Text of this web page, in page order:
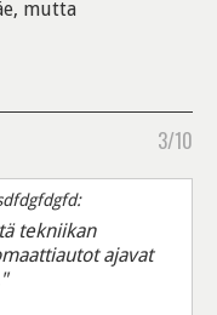
mutta
3/10
tekniikan
ajavat